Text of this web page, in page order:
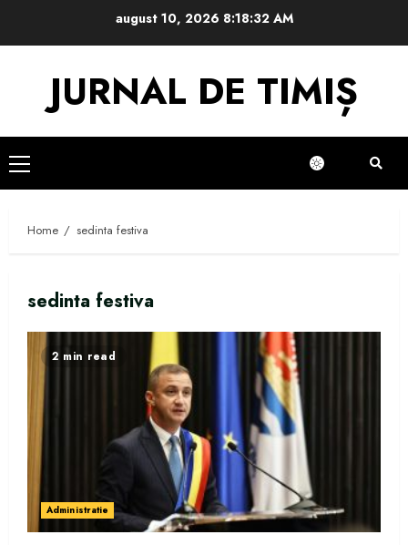
august 10, 2026 8:18:32 AM
JURNAL DE TIMIȘ
Primary
Menu
Home sedinta festiva
sedinta festiva
2 min read
Administratie